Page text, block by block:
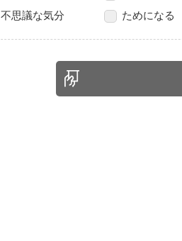
不思議な気分
ためになる